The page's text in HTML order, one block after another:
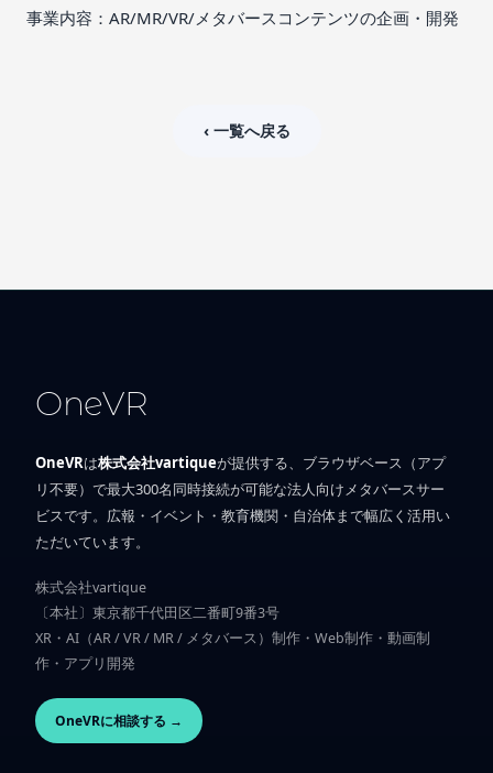
事業内容：AR/MR/VR/メタバースコンテンツの企画・開発
‹ 一覧へ戻る
OneVR
OneVRは株式会社vartiqueが提供する、ブラウザベース（アプ
リ不要）で最大300名同時接続が可能な法人向けメタバースサー
ビスです。広報・イベント・教育機関・自治体まで幅広く活用い
ただいています。
株式会社vartique
〔本社〕東京都千代田区二番町9番3号
XR・AI（AR / VR / MR / メタバース）制作・Web制作・動画制
作・アプリ開発
OneVRに相談する →